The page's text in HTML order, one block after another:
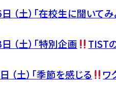
日 （土）「在校生に聞いてみ
日 （土）「特別企画 TIST
日 （土）「季節を感じる ワ